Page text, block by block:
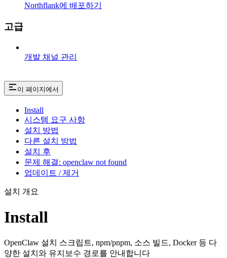
Northflank에 배포하기
고급
개발 채널 관리
이 페이지에서
Install
시스템 요구 사항
설치 방법
다른 설치 방법
설치 후
문제 해결: openclaw not found
업데이트 / 제거
설치 개요
Install
OpenClaw 설치 스크립트, npm/pnpm, 소스 빌드, Docker 등 다
양한 설치와 유지보수 경로를 안내합니다